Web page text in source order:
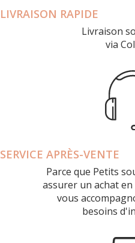
LIVRAISON RAPIDE
Livraison
via
SERVICE APRÈS-VENTE
Parce que Petits
assurer un achat
vous
besoins